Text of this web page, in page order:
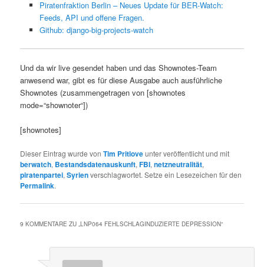
Piratenfraktion Berlin – Neues Update für BER-Watch:
Feeds, API und offene Fragen.
Github: django-big-projects-watch
Und da wir live gesendet haben und das Shownotes-Team
anwesend war, gibt es für diese Ausgabe auch ausführliche
Shownotes (zusammengetragen von [shownotes
mode=“shownoter“])
[shownotes]
Dieser Eintrag wurde vonTim Pritloveunter veröffentlicht und mit
berwatch, Bestandsdatenauskunft,FBI,netzneutralität,
piratenpartei,Syrienverschlagwortet. Setze ein Lesezeichen für den
Permalink.
9 KOMMENTARE ZU „LNP064 FEHLSCHLAGINDUZIERTE DEPRESSION“